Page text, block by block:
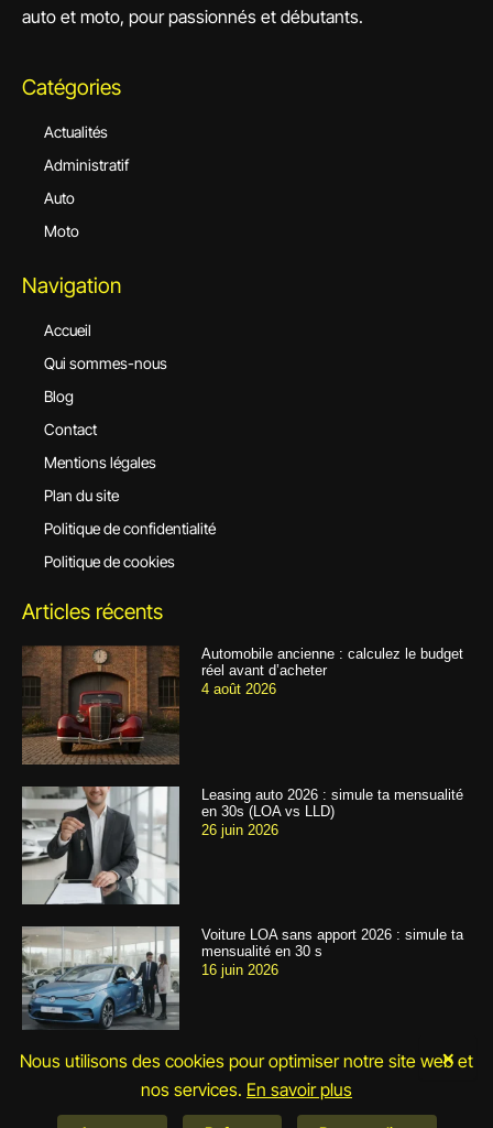
auto et moto, pour passionnés et débutants.
Catégories
Actualités
Administratif
Auto
Moto
Navigation
Accueil
Qui sommes-nous
Blog
Contact
Mentions légales
Plan du site
Politique de confidentialité
Politique de cookies
Articles récents
Automobile ancienne : calculez le budget
réel avant d’acheter
4 août 2026
Leasing auto 2026 : simule ta mensualité
en 30s (LOA vs LLD)
26 juin 2026
Voiture LOA sans apport 2026 : simule ta
mensualité en 30 s
16 juin 2026
×
Nous utilisons des cookies pour optimiser notre site web et
nos services. En savoir plus